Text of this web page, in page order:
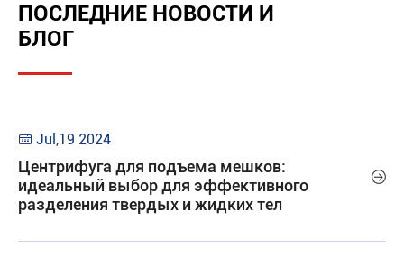
ПОСЛЕДНИЕ НОВОСТИ И
БЛОГ
 Jul,19 2024
Центрифуга для подъема мешков:
идеальный выбор для эффективного
разделения твердых и жидких тел
